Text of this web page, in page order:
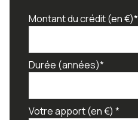
Montant du crédit (en €)*
Durée (années)*
Votre apport (en €) *